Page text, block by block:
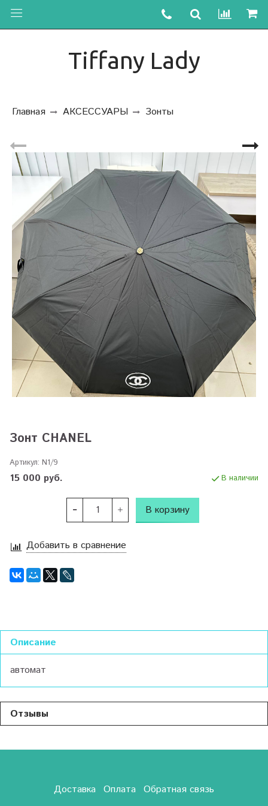
Tiffany Lady
Главная АКСЕССУАРЫ Зонты
Зонт CHANEL
Артикул: N1/9
15 000 руб. В наличии
В корзину
Добавить в сравнение
Описание
автомат
Отзывы
Доставка Оплата Обратная связь